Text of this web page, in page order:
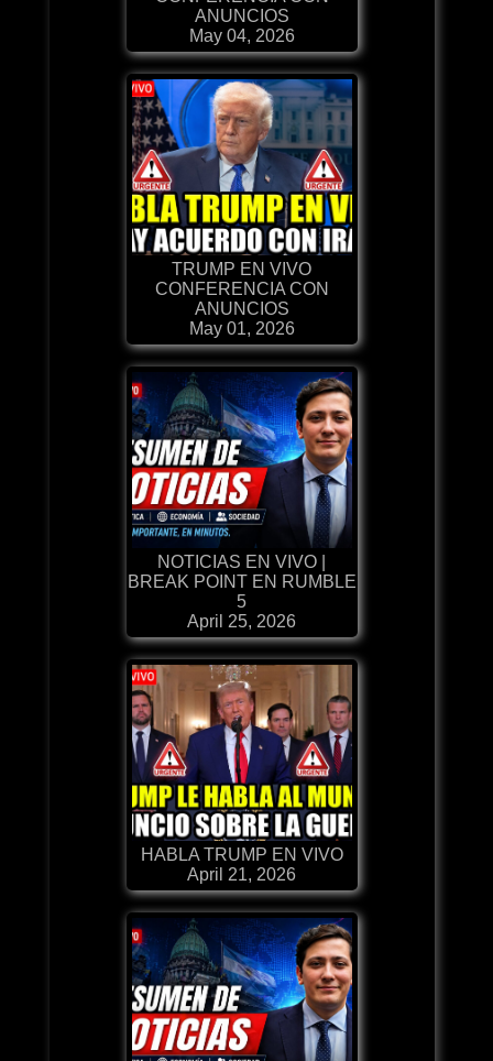
ANUNCIOS
May 04, 2026
TRUMP EN VIVO
CONFERENCIA CON
ANUNCIOS
May 01, 2026
NOTICIAS EN VIVO |
BREAK POINT EN RUMBLE
5
April 25, 2026
HABLA TRUMP EN VIVO
April 21, 2026